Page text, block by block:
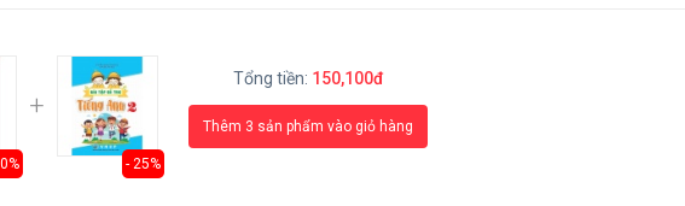
- 25%
Tổng tiền: 150,100đ
Thêm 3 sản phẩm vào giỏ hàng